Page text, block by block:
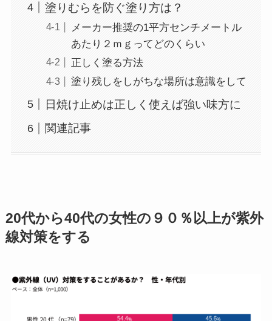
塗りむらを防ぐ塗り方は？
メーカー推奨の1平方センチメートル
あたり２ｍｇってどのくらい
正しく塗る方法
塗り残しをしがちな場所は意識をして
日焼け止めは正しく使えば強い味方に
関連記事
20代から40代の女性の９０％以上が紫外
線対策をする